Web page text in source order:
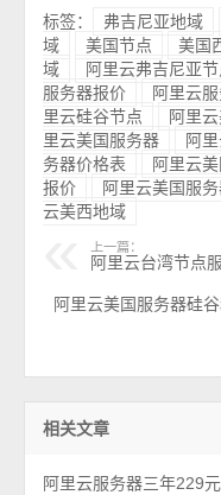
标签： 弗吉尼亚地域
域
美国节点 美国
域
阿里云弗吉尼亚节
服务器报价
阿里云
里云硅谷节点
阿里
里云美国服务器
阿
务器价格表
阿里云
报价
阿里云美国服
云美西地域
上一篇：
阿里云台湾节点
阿里云美国服务器硅
相关文章
阿里云服务器三年229